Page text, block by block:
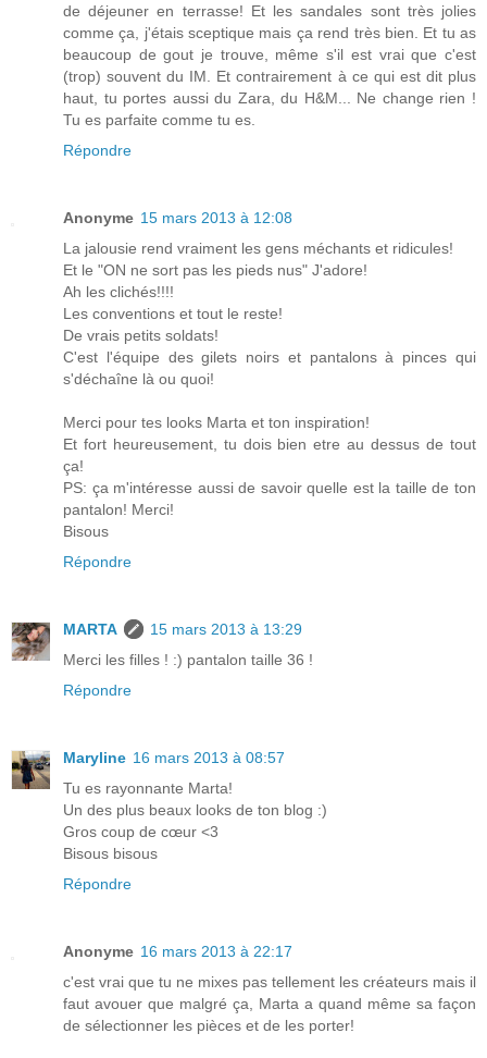
de déjeuner en terrasse! Et les sandales sont très jolies
comme ça, j'étais sceptique mais ça rend très bien. Et tu as
beaucoup de gout je trouve, même s'il est vrai que c'est
(trop) souvent du IM. Et contrairement à ce qui est dit plus
haut, tu portes aussi du Zara, du H&M... Ne change rien !
Tu es parfaite comme tu es.
Répondre
Anonyme 15 mars 2013 à 12:08
La jalousie rend vraiment les gens méchants et ridicules!
Et le "ON ne sort pas les pieds nus" J'adore!
Ah les clichés!!!!
Les conventions et tout le reste!
De vrais petits soldats!
C'est l'équipe des gilets noirs et pantalons à pinces qui
s'déchaîne là ou quoi!
Merci pour tes looks Marta et ton inspiration!
Et fort heureusement, tu dois bien etre au dessus de tout
ça!
PS: ça m'intéresse aussi de savoir quelle est la taille de ton
pantalon! Merci!
Bisous
Répondre
MARTA
15 mars 2013 à 13:29
Merci les filles ! :) pantalon taille 36 !
Répondre
Maryline 16 mars 2013 à 08:57
Tu es rayonnante Marta!
Un des plus beaux looks de ton blog :)
Gros coup de cœur <3
Bisous bisous
Répondre
Anonyme 16 mars 2013 à 22:17
c'est vrai que tu ne mixes pas tellement les créateurs mais il
faut avouer que malgré ça, Marta a quand même sa façon
de sélectionner les pièces et de les porter!